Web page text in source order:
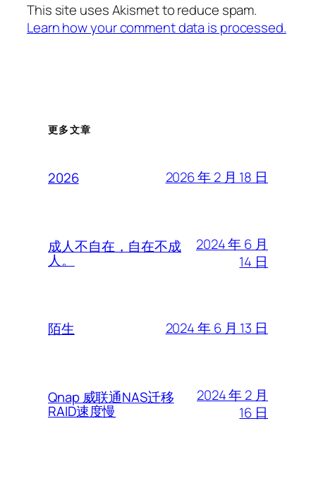
This site uses Akismet to reduce spam.
Learn how your comment data is processed.
更多文章
2026 2026 年 2 月 18 日
成人不自在，自在不成
人。
2024 年 6 月
14 日
陌生 2024 年 6 月 13 日
Qnap 威联通NAS迁移
RAID速度慢
2024 年 2 月
16 日